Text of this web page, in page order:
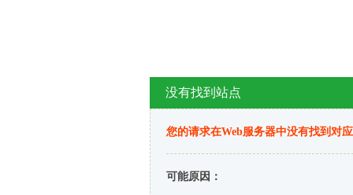
没有找到站点
您的请求在Web服务器中没有找到对
可能原因：